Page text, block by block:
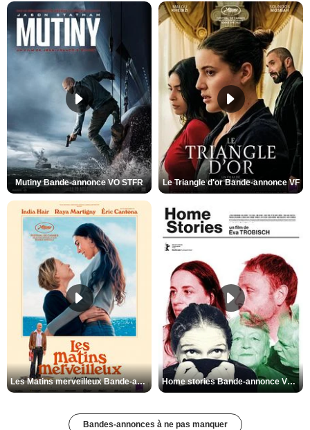
Mutiny Bande-annonce VO STFR Le Triangle d'or Bande-annonce VF
Les Matins merveilleux Bande-annonce VF Home stories Bande-annonce VO STFR
Bandes-annonces à ne pas manquer